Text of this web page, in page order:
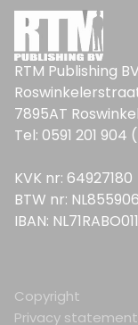
RTM Publishing BV
7895AT Roswinkel
Tel: 0591 201
KVK nr: 64927180
BTW nr:
IBAN:
Copyright
Privacy statement